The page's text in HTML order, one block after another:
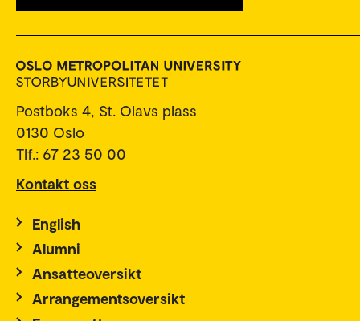
Postboks 4, St. Olavs plass
0130 Oslo
Tlf.: 67 23 50 00
Kontakt oss
English
Alumni
Ansatteoversikt
Arrangementsoversikt